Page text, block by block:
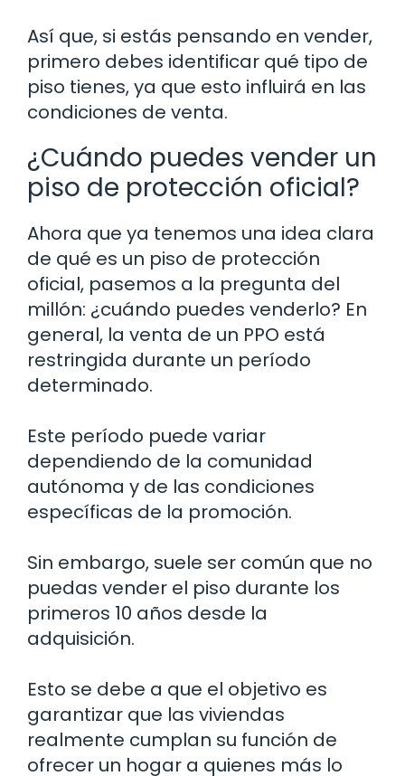
Así que, si estás pensando en vender,
primero debes identificar qué tipo de
piso tienes, ya que esto influirá en las
condiciones de venta.
¿Cuándo puedes vender un
piso de protección oficial?
Ahora que ya tenemos una idea clara
de qué es un piso de protección
oficial, pasemos a la pregunta del
millón: ¿cuándo puedes venderlo? En
general, la venta de un PPO está
restringida durante un período
determinado.
Este período puede variar
dependiendo de la comunidad
autónoma y de las condiciones
específicas de la promoción.
Sin embargo, suele ser común que no
puedas vender el piso durante los
primeros 10 años desde la
adquisición.
Esto se debe a que el objetivo es
garantizar que las viviendas
realmente cumplan su función de
ofrecer un hogar a quienes más lo